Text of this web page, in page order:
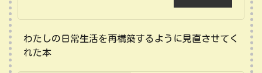
わたしの日常生活を再構築するように見直させてく
れた本